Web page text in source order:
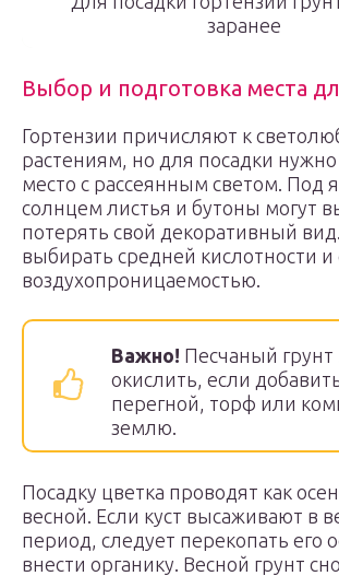
заранее
Выбор и подготовка места
Гортензии причисляют к
растениям, но для посадки
место с рассеянным светом. Под
солнцем листья и бутоны могут
потерять свой декоративный
выбирать средней кислотности и
воздухопроницаемостью.
Важно! Песчаный
окислить, если
перегной, торф или
землю.
Посадку цветка проводят как
весной. Если куст высаживают в
период, следует перекопать его
внести органику. Весной грунт